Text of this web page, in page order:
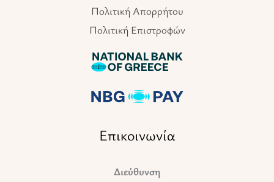
Πολιτική Απορρήτου
Πολιτική Επιστροφών
Επικοινωνία
Διεύθυνση